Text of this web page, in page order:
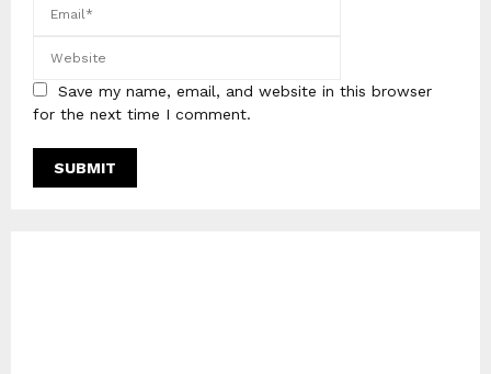
Save my name, email, and website in this browser
for the next time I comment.